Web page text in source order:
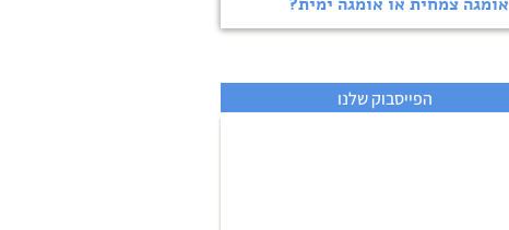
הפייסבוק שלנו